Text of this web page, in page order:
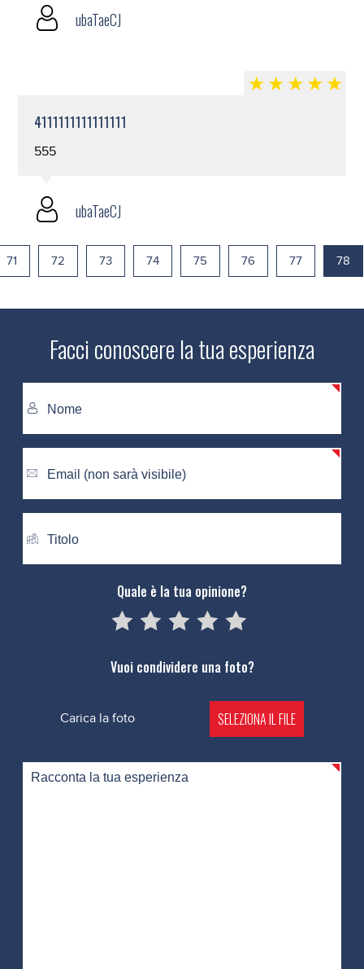
ubaTaeCJ
4111111111111111
555
ubaTaeCJ
71 72 73 74 75 76 77 78
Facci conoscere la tua esperienza
Quale è la tua opinione?
45
4
35
3
25
2
15
05
Vuoi condividere una foto?
Carica la foto SELEZIONA IL FILE